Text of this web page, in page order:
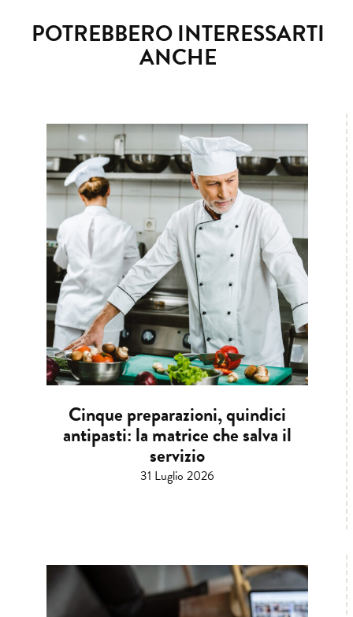
POTREBBERO INTERESSARTI
ANCHE
Cinque preparazioni, quindici
antipasti: la matrice che salva il
servizio
31 Luglio 2026